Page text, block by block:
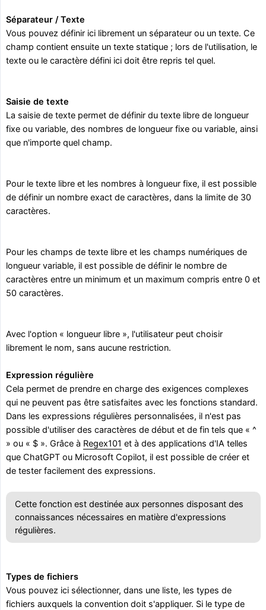
Séparateur / Texte
Vous pouvez définir ici librement un séparateur ou un texte. Ce
champ contient ensuite un texte statique ; lors de l'utilisation, le
texte ou le caractère défini ici doit être repris tel quel.
Saisie de texte
La saisie de texte permet de définir du texte libre de longueur
fixe ou variable, des nombres de longueur fixe ou variable, ainsi
que n'importe quel champ.
Pour le texte libre et les nombres à longueur fixe, il est possible
de définir un nombre exact de caractères, dans la limite de 30
caractères.
Pour les champs de texte libre et les champs numériques de
longueur variable, il est possible de définir le nombre de
caractères entre un minimum et un maximum compris entre 0 et
50 caractères.
Avec l'option « longueur libre », l'utilisateur peut choisir
librement le nom, sans aucune restriction.
Expression régulière
Cela permet de prendre en charge des exigences complexes
qui ne peuvent pas être satisfaites avec les fonctions standard.
Dans les expressions régulières personnalisées, il n'est pas
possible d'utiliser des caractères de début et de fin tels que « ^
» ou « $ ». Grâce à Regex101 et à des applications d'IA telles
que ChatGPT ou Microsoft Copilot, il est possible de créer et
de tester facilement des expressions.
Cette fonction est destinée aux personnes disposant des
connaissances nécessaires en matière d'expressions
régulières.
Types de fichiers
Vous pouvez ici sélectionner, dans une liste, les types de
fichiers auxquels la convention doit s'appliquer. Si le type de